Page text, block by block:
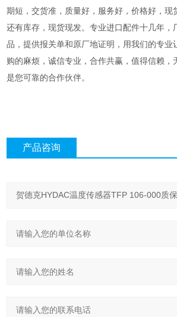
期短 ，交货准 ， 质量好 ， 服务好 ，价格好，现
还有库存 ，现货现发。专业进口配件十几年，
品，提供报关单和原厂地证明，用我们的专业
购的麻烦，诚信专业，合作共赢，值得信赖 ，
是您可靠的合作伙伴。
产品咨询